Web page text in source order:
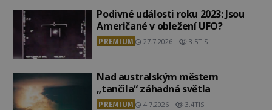
Podivné události roku 2023: Jsou
Američané v obležení UFO?
PREMIUM 27.7.2026 3.5TIS
Nad australským městem
„tančila“ záhadná světla
PREMIUM 4.7.2026 3.4TIS